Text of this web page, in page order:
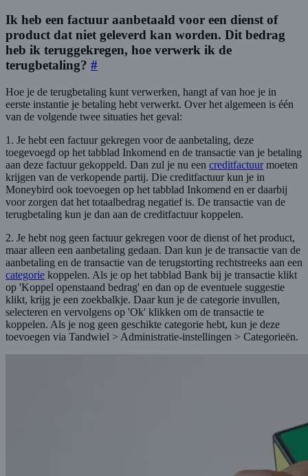
Ik heb een factuur aanbetaald voor een dienst of
product dat niet geleverd kan worden. Dit bedrag
heb ik teruggekregen, hoe verwerk ik de
terugbetaling? #
Hoe je de terugbetaling kunt verwerken, hangt af van hoe je in
eerste instantie je betaling hebt verwerkt. Over het algemeen is één
van de volgende twee situaties het geval:
1. Je hebt een factuur gekregen voor de aanbetaling, deze
toegevoegd op het tabblad Inkomend en de transactie van je betaling
aan deze factuur gekoppeld. Dan zul je nu een creditfactuurmoeten
krijgen van de verkopende partij. Die creditfactuur kun je in
Moneybird ook toevoegen op het tabblad Inkomend en er daarbij
voor zorgen dat het totaalbedrag negatief is. De transactie van de
terugbetaling kun je dan aan de creditfactuur koppelen.
2. Je hebt nog geen factuur gekregen voor de dienst of het product,
maar alleen een aanbetaling gedaan. Dan kun je de transactie van de
aanbetaling en de transactie van de terugstorting rechtstreeks aan een
categorie koppelen. Als je op het tabblad Bank bij je transactie klikt
op 'Koppel openstaand bedrag' en dan op de eventuele suggestie
klikt, krijg je een zoekbalkje. Daar kun je de categorie invullen,
selecteren en vervolgens op 'Ok' klikken om de transactie te
koppelen. Als je nog geen geschikte categorie hebt, kun je deze
toevoegen via Tandwiel > Administratie-instellingen > Categorieën.